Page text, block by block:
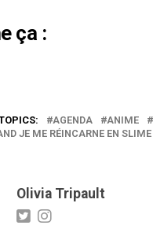
ça :
AGENDA ANIME
JE ME RÉINCARNE EN SLIME
Olivia Tripault